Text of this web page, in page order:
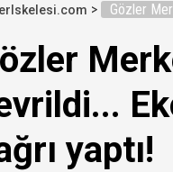
Ankara Temsilcisi
dedi..."
Gözler
yaptı!